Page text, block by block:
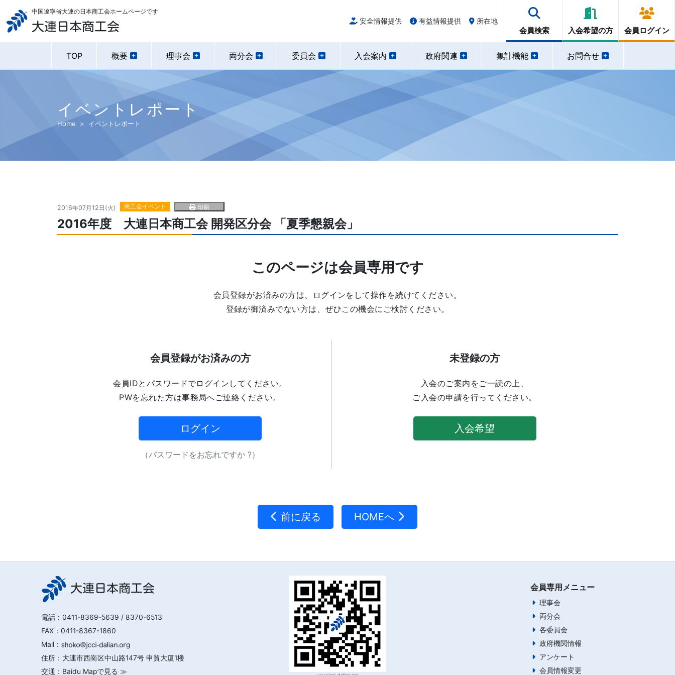
大連日本商工会
中国遼寧省大連の日本商工会ホームページです
安全情報提供 有益情報提供 所在地
会員検索 入会希望の方 会員ログイン
TOP 概要 理事会 両分会 委員会 入会案内 政府関連 集計機能 お問合せ
イベントレポート
Home イベントレポート
2016年07月12日(火) 商工会イベント 印刷
2016年度 大連日本商工会 開発区分会 「夏季懇親会」
このページは会員専用です
会員登録がお済みの方は、ログインをして操作を続けてください。
登録が御済みでない方は、ぜひこの機会にご検討ください。
会員登録がお済みの方
会員IDとパスワードでログインしてください。
PWを忘れた方は事務局へご連絡ください。
ログイン
（パスワードをお忘れですか ?）
未登録の方
入会のご案内をご一読の上、
ご入会の申請を行ってください。
入会希望
前に戻る HOMEへ
大連日本商工会
電話： 0411-8369-5639 / 8370-6513
FAX：0411-8367-1860
Mail：
住所：大連市西崗区中山路147号 申貿大厦1楼
交通： Baidu Mapで見る ≫
会員専用メニュー
理事会
両分会
各委員会
政府機関情報
アンケート
会員情報変更